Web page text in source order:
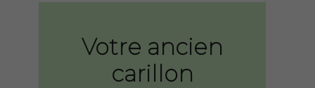
Réception du colis à peine 24H, un
bouton de sonnette (magique) plus
Votre ancien
carillon